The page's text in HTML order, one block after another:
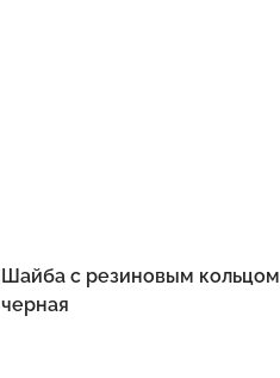
Шайба с резиновым кольцом
черная